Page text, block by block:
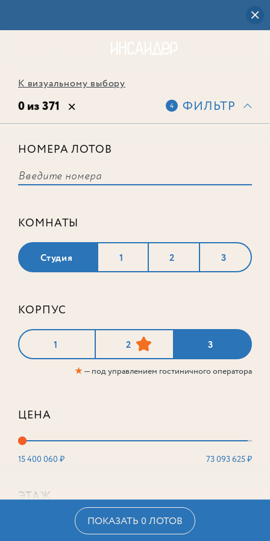
К визуальному выбору
0 из 371 4 ФИЛЬТР
НОМЕРА ЛОТОВ
КОМНАТЫ
Студия 1 2 3
КОРПУС
1 2 3
★— под управлением гостиничного оператора
ЦЕНА
15 400 060 ₽ 73 093 625 ₽
ЭТАЖ
ПОКАЗАТЬ 0 ЛОТОВ
соответствует ни одного лота